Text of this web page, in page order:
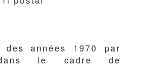
des années 1970 par
le cadre de